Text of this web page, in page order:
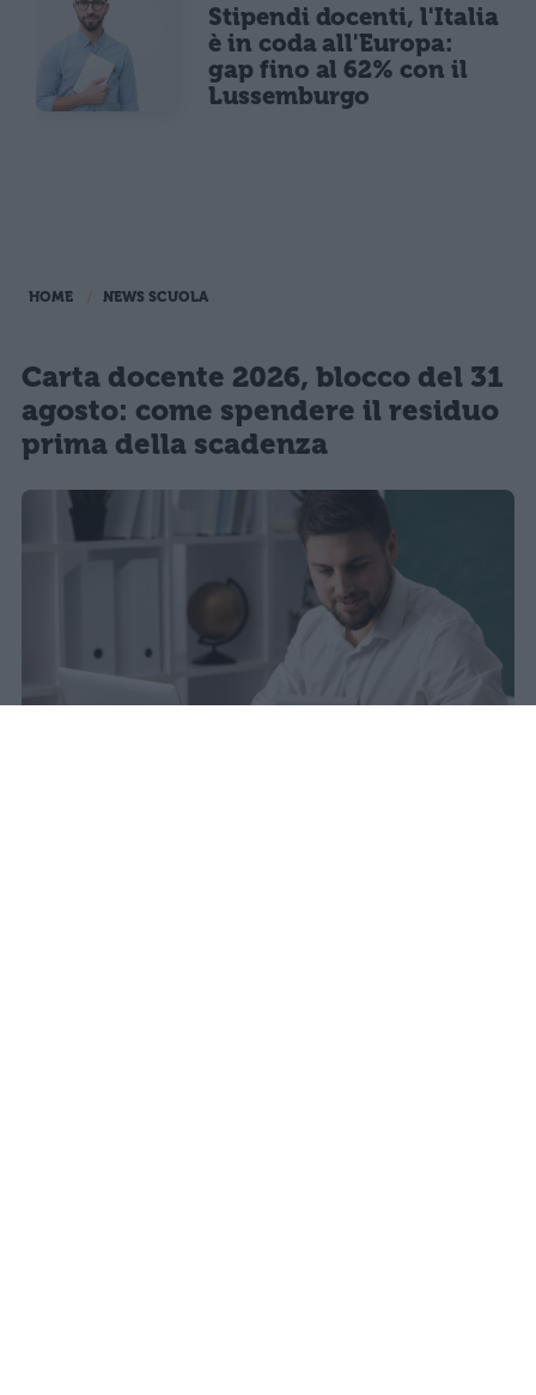
Stipendi docenti, l'Italia
è in coda all'Europa:
gap fino al 62% con il
Lussemburgo
HOME NEWS SCUOLA
Carta docente 2026, blocco del 31
agosto: come spendere il residuo
prima della scadenza